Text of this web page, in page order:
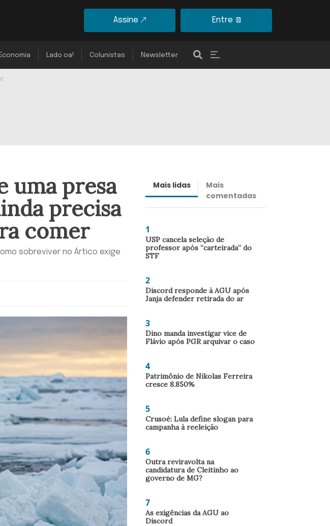
Assine Entre
Economia Lado oa! Colunistas Newsletter
uma presa
precisa
comer
sobreviver no Ártico exige
Mais lidas
Mais
comentadas
1
USP cancela seleção de
professor após “carteirada” do
STF
2
Discord responde à AGU após
Janja defender retirada do ar
3
Dino manda investigar vice de
Flávio após PGR arquivar o caso
4
Patrimônio de Nikolas Ferreira
cresce 8.850%
5
Crusoé: Lula define slogan para
campanha à reeleição
6
Outra reviravolta na
candidatura de Cleitinho ao
governo de MG?
7
As exigências da AGU ao
Discord